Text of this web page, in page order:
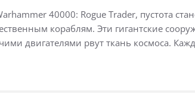
40000: Rogue Trader, пустота
кораблям. Эти гигантские
двигателями рвут ткань космоса.